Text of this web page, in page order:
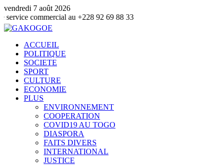
vendredi 7 août 2026
au +228 92 69 88 33
ACCUEIL
POLITIQUE
SOCIETE
SPORT
CULTURE
ECONOMIE
PLUS
ENVIRONNEMENT
COOPERATION
COVID19 AU TOGO
DIASPORA
FAITS DIVERS
INTERNATIONAL
JUSTICE